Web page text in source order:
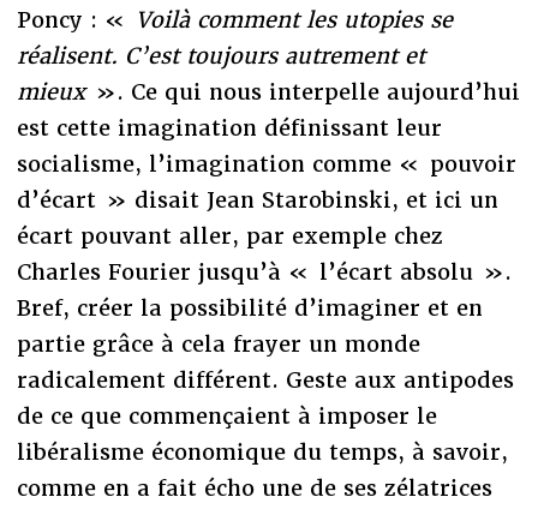
Poncy : «
Voilà comment les utopies se
réalisent. C’est toujours autrement et
mieux». Ce qui nous interpelle aujourd’hui
est cette imagination définissant leur
socialisme, l’imagination comme « pouvoir
d’écart » disait Jean Starobinski, et ici un
écart pouvant aller, par exemple chez
Charles Fourier jusqu’à « l’écart absolu ».
Bref, créer la possibilité d’imaginer et en
partie grâce à cela frayer un monde
radicalement différent. Geste aux antipodes
de ce que commençaient à imposer le
libéralisme économique du temps, à savoir,
comme en a fait écho une de ses zélatrices